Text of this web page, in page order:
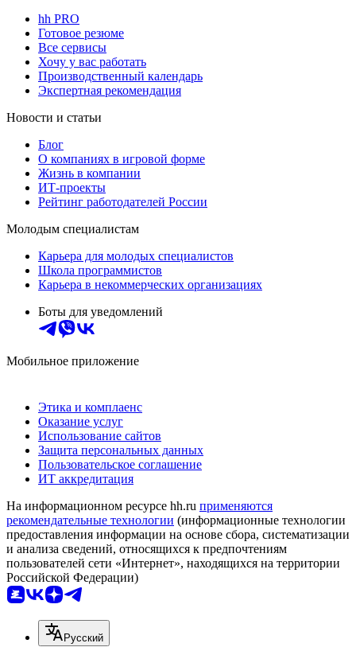
hh PRO
Готовое резюме
Все сервисы
Хочу у вас работать
Производственный календарь
Экспертная рекомендация
Новости и статьи
Блог
О компаниях в игровой форме
Жизнь в компании
ИТ-проекты
Рейтинг работодателей России
Молодым специалистам
Карьера для молодых специалистов
Школа программистов
Карьера в некоммерческих организациях
Боты для уведомлений
Мобильное приложение
Этика и комплаенс
Оказание услуг
Использование сайтов
Защита персональных данных
Пользовательское соглашение
ИТ аккредитация
На информационном ресурсе hh.ru применяются
рекомендательные технологии (информационные технологии
предоставления информации на основе сбора, систематизации
и анализа сведений, относящихся к предпочтениям
пользователей сети «Интернет», находящихся на территории
Российской Федерации)
Русский